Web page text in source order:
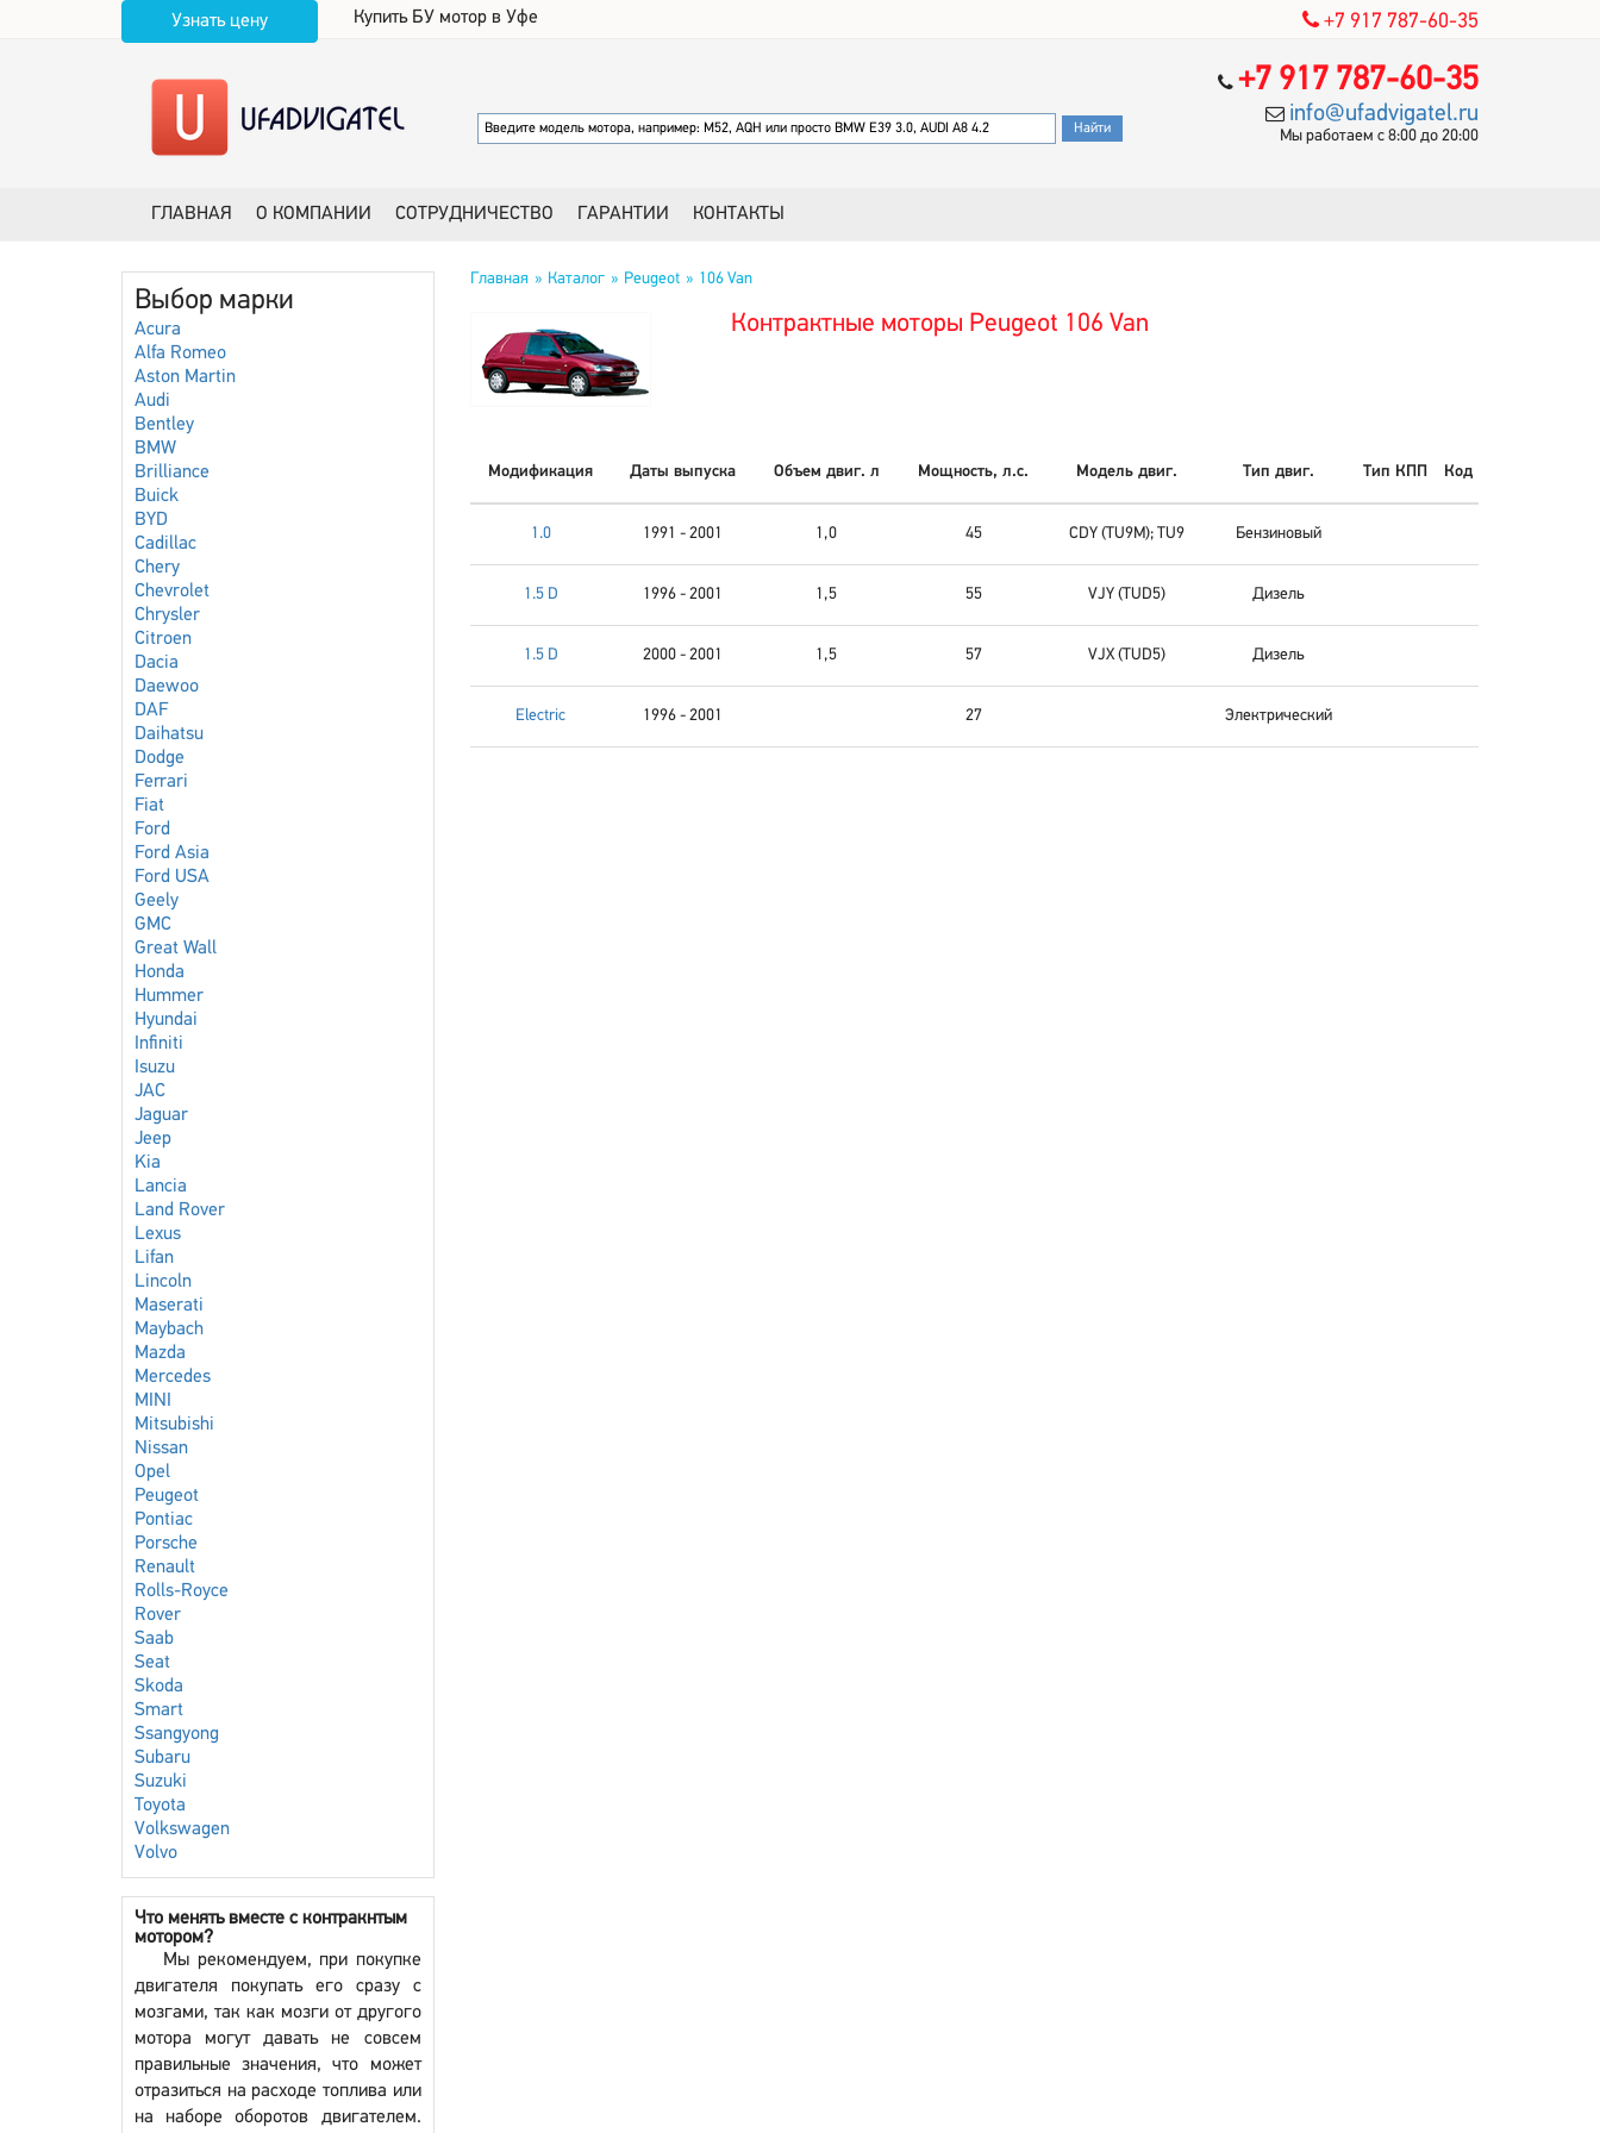
Узнать цену Купить БУ мотор в Уфе +7 917 787-60-35
+7 917 787-60-35
info@ufadvigatel.ru
Мы работаем с 8:00 до 20:00
ГЛАВНАЯ О КОМПАНИИ СОТРУДНИЧЕСТВО ГАРАНТИИ КОНТАКТЫ
Выбор марки
Acura
Alfa Romeo
Aston Martin
Audi
Bentley
BMW
Brilliance
Buick
BYD
Cadillac
Chery
Chevrolet
Chrysler
Citroen
Dacia
Daewoo
DAF
Daihatsu
Dodge
Ferrari
Fiat
Ford
Ford Asia
Ford USA
Geely
GMC
Great Wall
Honda
Hummer
Hyundai
Infiniti
Isuzu
JAC
Jaguar
Jeep
Kia
Lancia
Land Rover
Lexus
Lifan
Lincoln
Maserati
Maybach
Mazda
Mercedes
MINI
Mitsubishi
Nissan
Opel
Peugeot
Pontiac
Porsche
Renault
Rolls-Royce
Rover
Saab
Seat
Skoda
Smart
Ssangyong
Subaru
Suzuki
Toyota
Volkswagen
Volvo
Что менять вместе с контракнтым
мотором?
Мы рекомендуем, при покупке
двигателя покупать его сразу с
мозгами, так как мозги от другого
мотора могут давать не совсем
правильные значения, что может
отразиться на расходе топлива или
на наборе оборотов двигателем.
Главная Каталог Peugeot 106 Van
Контрактные моторы Peugeot 106 Van
Модификация Даты выпуска Объем двиг. л Мощность, л.с. Модель двиг. Тип двиг. Тип КПП Код
1.0 1991 - 2001 1,0 45 CDY (TU9M); TU9 Бензиновый
1.5 D 1996 - 2001 1,5 55 VJY (TUD5) Дизель
1.5 D 2000 - 2001 1,5 57 VJX (TUD5) Дизель
Electric 1996 - 2001 27 Электрический